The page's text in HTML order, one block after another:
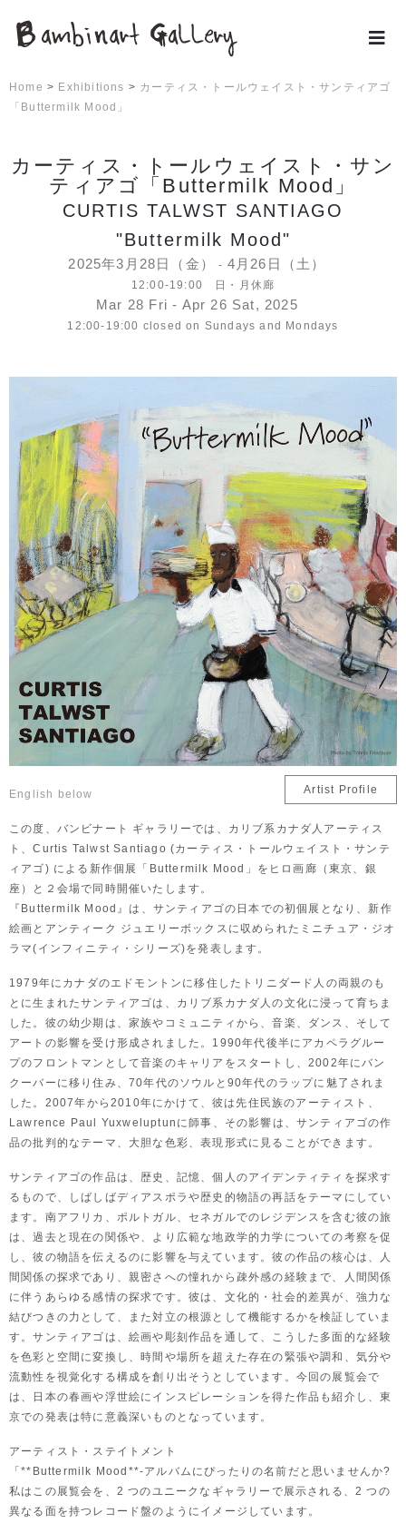
Home > Exhibitions > カーティス・トールウェイスト・サンティアゴ
「Buttermilk Mood」
カーティス・トールウェイスト・サン
ティアゴ「Buttermilk Mood」
CURTIS TALWST SANTIAGO
"Buttermilk Mood"
2025年3月28日（金） - 4月26日（土）
12:00-19:00 日・月休廊
Mar 28 Fri - Apr 26 Sat, 2025
12:00-19:00 closed on Sundays and Mondays
Artist Profile
English below
この度、バンビナート ギャラリーでは、カリブ系カナダ人アーティス
ト、Curtis Talwst Santiago (カーティス・トールウェイスト・サンテ
ィアゴ) による新作個展「Buttermilk Mood」をヒロ画廊（東京、銀
座）と２会場で同時開催いたします。
『Buttermilk Mood』は、サンティアゴの日本での初個展となり、新作
絵画とアンティーク ジュエリーボックスに収められたミニチュア・ジオ
ラマ(インフィニティ・シリーズ)を発表します。
1979年にカナダのエドモントンに移住したトリニダード人の両親のも
とに生まれたサンティアゴは、カリブ系カナダ人の文化に浸って育ちま
した。彼の幼少期は、家族やコミュニティから、音楽、ダンス、そして
アートの影響を受け形成されました。1990年代後半にアカペラグルー
プのフロントマンとして音楽のキャリアをスタートし、2002年にバン
クーバーに移り住み、70年代のソウルと90年代のラップに魅了されま
した。2007年から2010年にかけて、彼は先住民族のアーティスト、
Lawrence Paul Yuxweluptunに師事、その影響は、サンティアゴの作
品の批判的なテーマ、大胆な色彩、表現形式に見ることができます。
サンティアゴの作品は、歴史、記憶、個人のアイデンティティを探求す
るもので、しばしばディアスポラや歴史的物語の再話をテーマにしてい
ます。南アフリカ、ポルトガル、セネガルでのレジデンスを含む彼の旅
は、過去と現在の関係や、より広範な地政学的力学についての考察を促
し、彼の物語を伝えるのに影響を与えています。彼の作品の核心は、人
間関係の探求であり、親密さへの憧れから疎外感の経験まで、人間関係
に伴うあらゆる感情の探求です。彼は、文化的・社会的差異が、強力な
結びつきの力として、また対立の根源として機能するかを検証していま
す。サンティアゴは、絵画や彫刻作品を通して、こうした多面的な経験
を色彩と空間に変換し、時間や場所を超えた存在の緊張や調和、気分や
流動性を視覚化する構成を創り出そうとしています。今回の展覧会で
は、日本の春画や浮世絵にインスピレーションを得た作品も紹介し、東
京での発表は特に意義深いものとなっています。
アーティスト・ステイトメント
「**Buttermilk Mood**-アルバムにぴったりの名前だと思いませんか?
私はこの展覧会を、2 つのユニークなギャラリーで展示される、2 つの
異なる面を持つレコード盤のようにイメージしています。